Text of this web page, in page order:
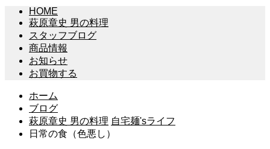
HOME
萩原章史 男の料理
スタッフブログ
商品情報
お知らせ
お買物する
ホーム
ブログ
萩原章史 男の料理 自宅麺'sライフ
日常の食（色悪し）